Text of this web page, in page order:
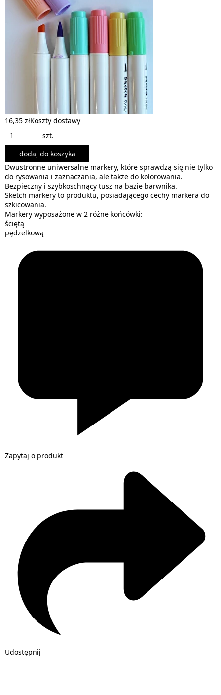
16,35 złKoszty dostawy
szt.
dodaj do koszyka
Dwustronne uniwersalne markery, które sprawdzą się nie tylko
do rysowania i zaznaczania, ale także do kolorowania.
Bezpieczny i szybkoschnący tusz na bazie barwnika.
Sketch markery to produktu, posiadającego cechy markera do
szkicowania.
Markery wyposażone w 2 różne końcówki:
ściętą
pędzelkową
Zapytaj o produkt
Udostępnij